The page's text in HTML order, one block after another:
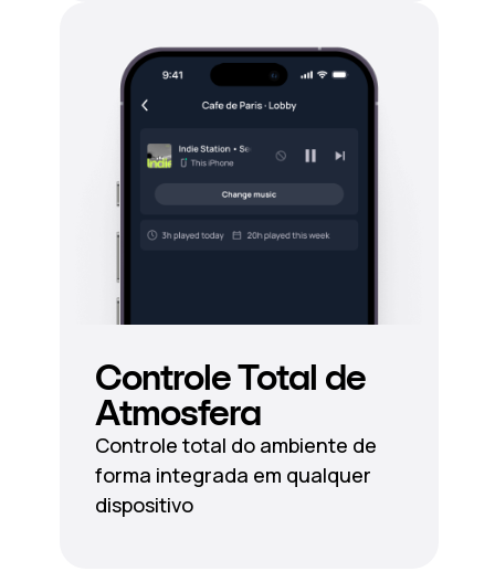
Controle Total de
Atmosfera
Controle total do ambiente de
forma integrada em qualquer
dispositivo